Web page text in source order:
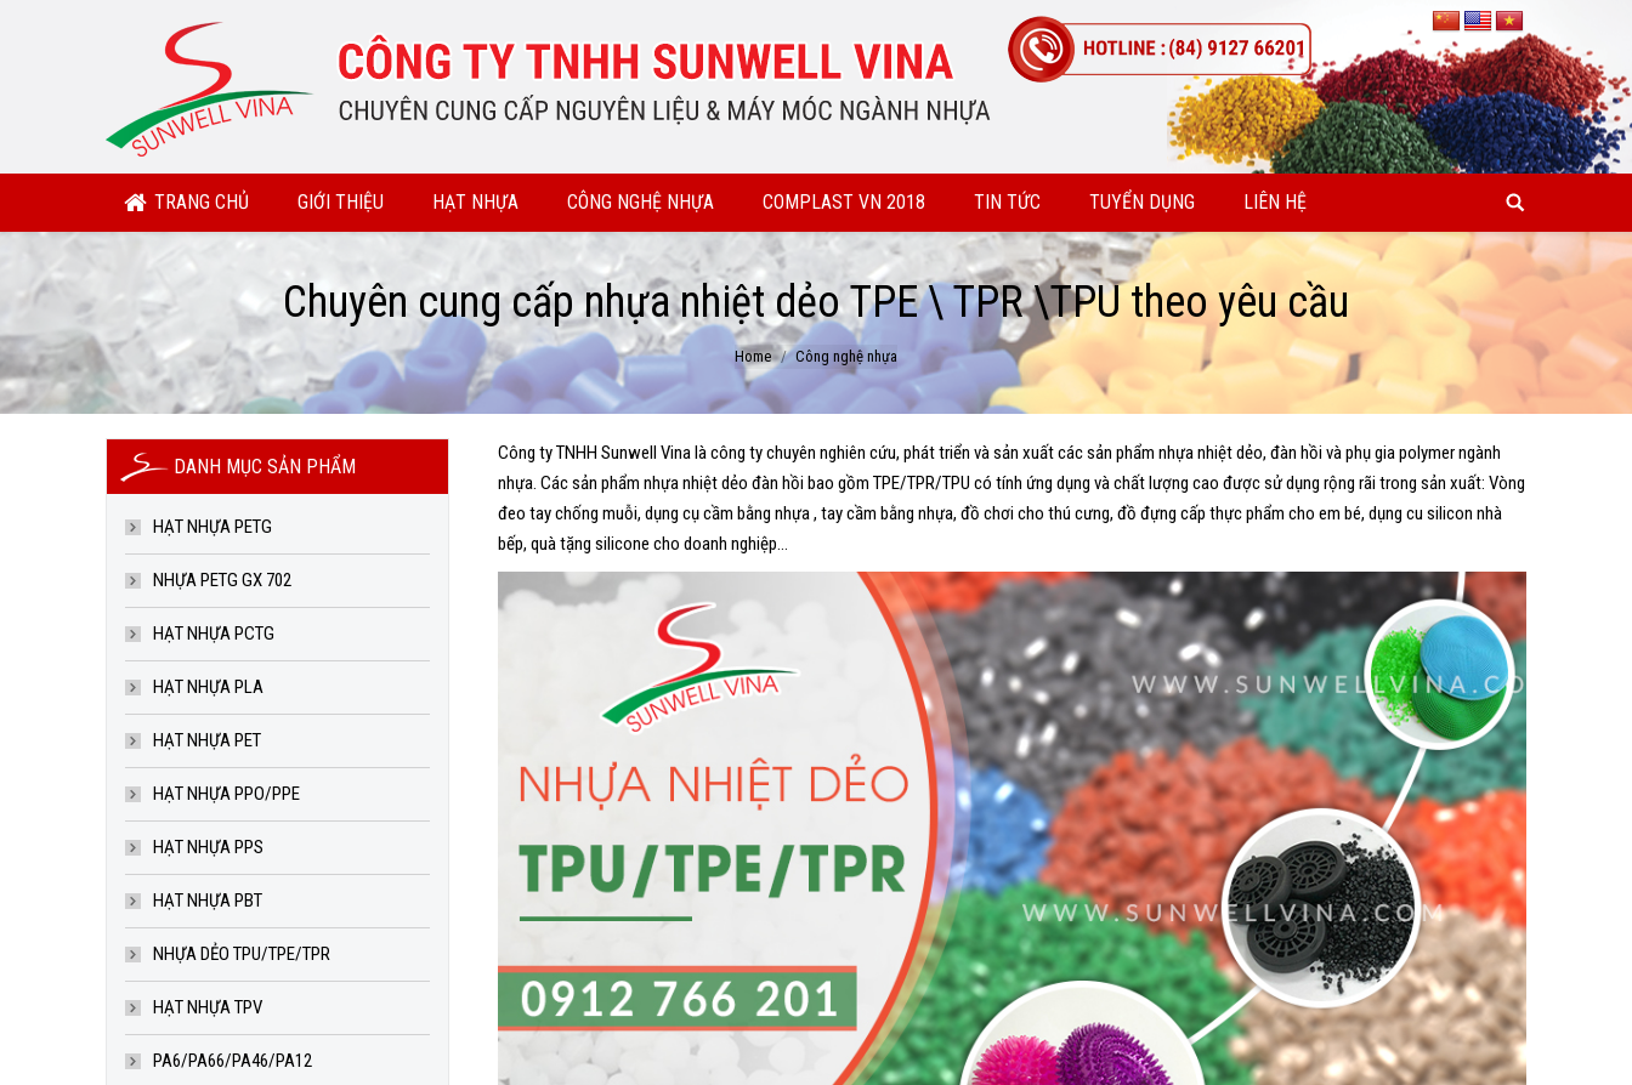
TRANG CHỦ GIỚI THIỆU HẠT NHỰA CÔNG NGHỆ NHỰA COMPLAST VN 2018 TIN TỨC TUYỂN DỤNG LIÊN HỆ
Chuyên cung cấp nhựa nhiệt dẻo TPE \ TPR \TPU theo yêu cầu
You are here: Home Công nghệ nhựa
Công ty TNHH Sunwell Vina là công ty chuyên nghiên cứu, phát triển và sản xuất các sản phẩm nhựa nhiệt dẻo, đàn hồi và phụ gia polymer ngành
nhựa. Các sản phẩm nhựa nhiệt dẻo đàn hồi bao gồm TPE/TPR/TPU có tính ứng dụng và chất lượng cao được sử dụng rộng rãi trong sản xuất: Vòng
đeo tay chống muỗi, dụng cụ cầm bằng nhựa , tay cầm bằng nhựa, đồ chơi cho thú cưng, đồ đựng cấp thực phẩm cho em bé, dụng cu silicon nhà
bếp, quà tặng silicone cho doanh nghiệp…
DANH MỤC SẢN PHẨM
HẠT NHỰA PETG
NHỰA PETG GX 702
HẠT NHỰA PCTG
HẠT NHỰA PLA
HẠT NHỰA PET
HẠT NHỰA PPO/PPE
HẠT NHỰA PPS
HẠT NHỰA PBT
NHỰA DẺO TPU/TPE/TPR
HẠT NHỰA TPV
PA6/PA66/PA46/PA12